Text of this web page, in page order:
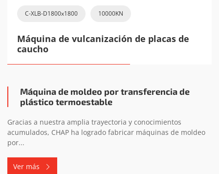
C-XLB-D1800x1800 10000KN
Máquina de vulcanización de placas de
caucho
Máquina de moldeo por transferencia de
plástico termoestable
Gracias a nuestra amplia trayectoria y conocimientos
acumulados, CHAP ha logrado fabricar máquinas de moldeo
por...
Ver más